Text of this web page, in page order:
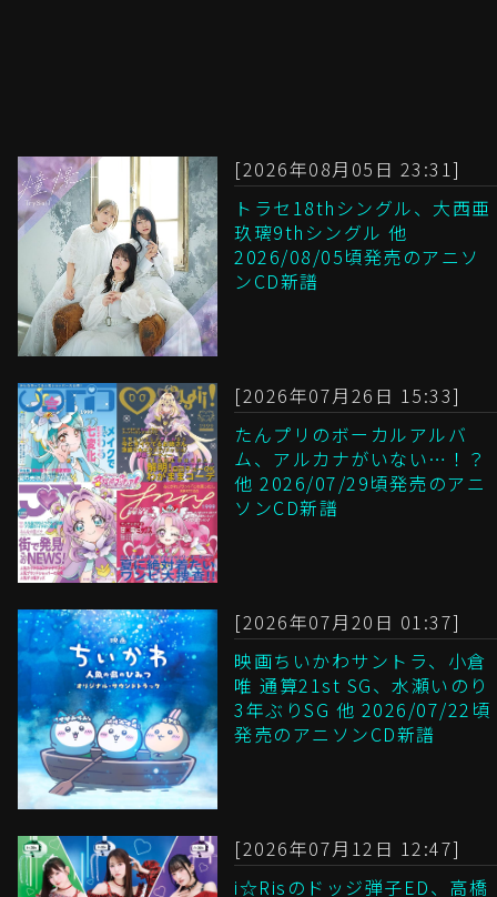
[2026年08月05日 23:31]
トラセ18thシングル、大西亜
玖璃9thシングル 他
2026/08/05頃発売のアニソ
ンCD新譜
[2026年07月26日 15:33]
たんプリのボーカルアルバ
ム、アルカナがいない…！？
他 2026/07/29頃発売のアニ
ソンCD新譜
[2026年07月20日 01:37]
映画ちいかわサントラ、小倉
唯 通算21st SG、水瀬いのり
3年ぶりSG 他 2026/07/22頃
発売のアニソンCD新譜
[2026年07月12日 12:47]
i☆Risのドッジ弾子ED、高橋